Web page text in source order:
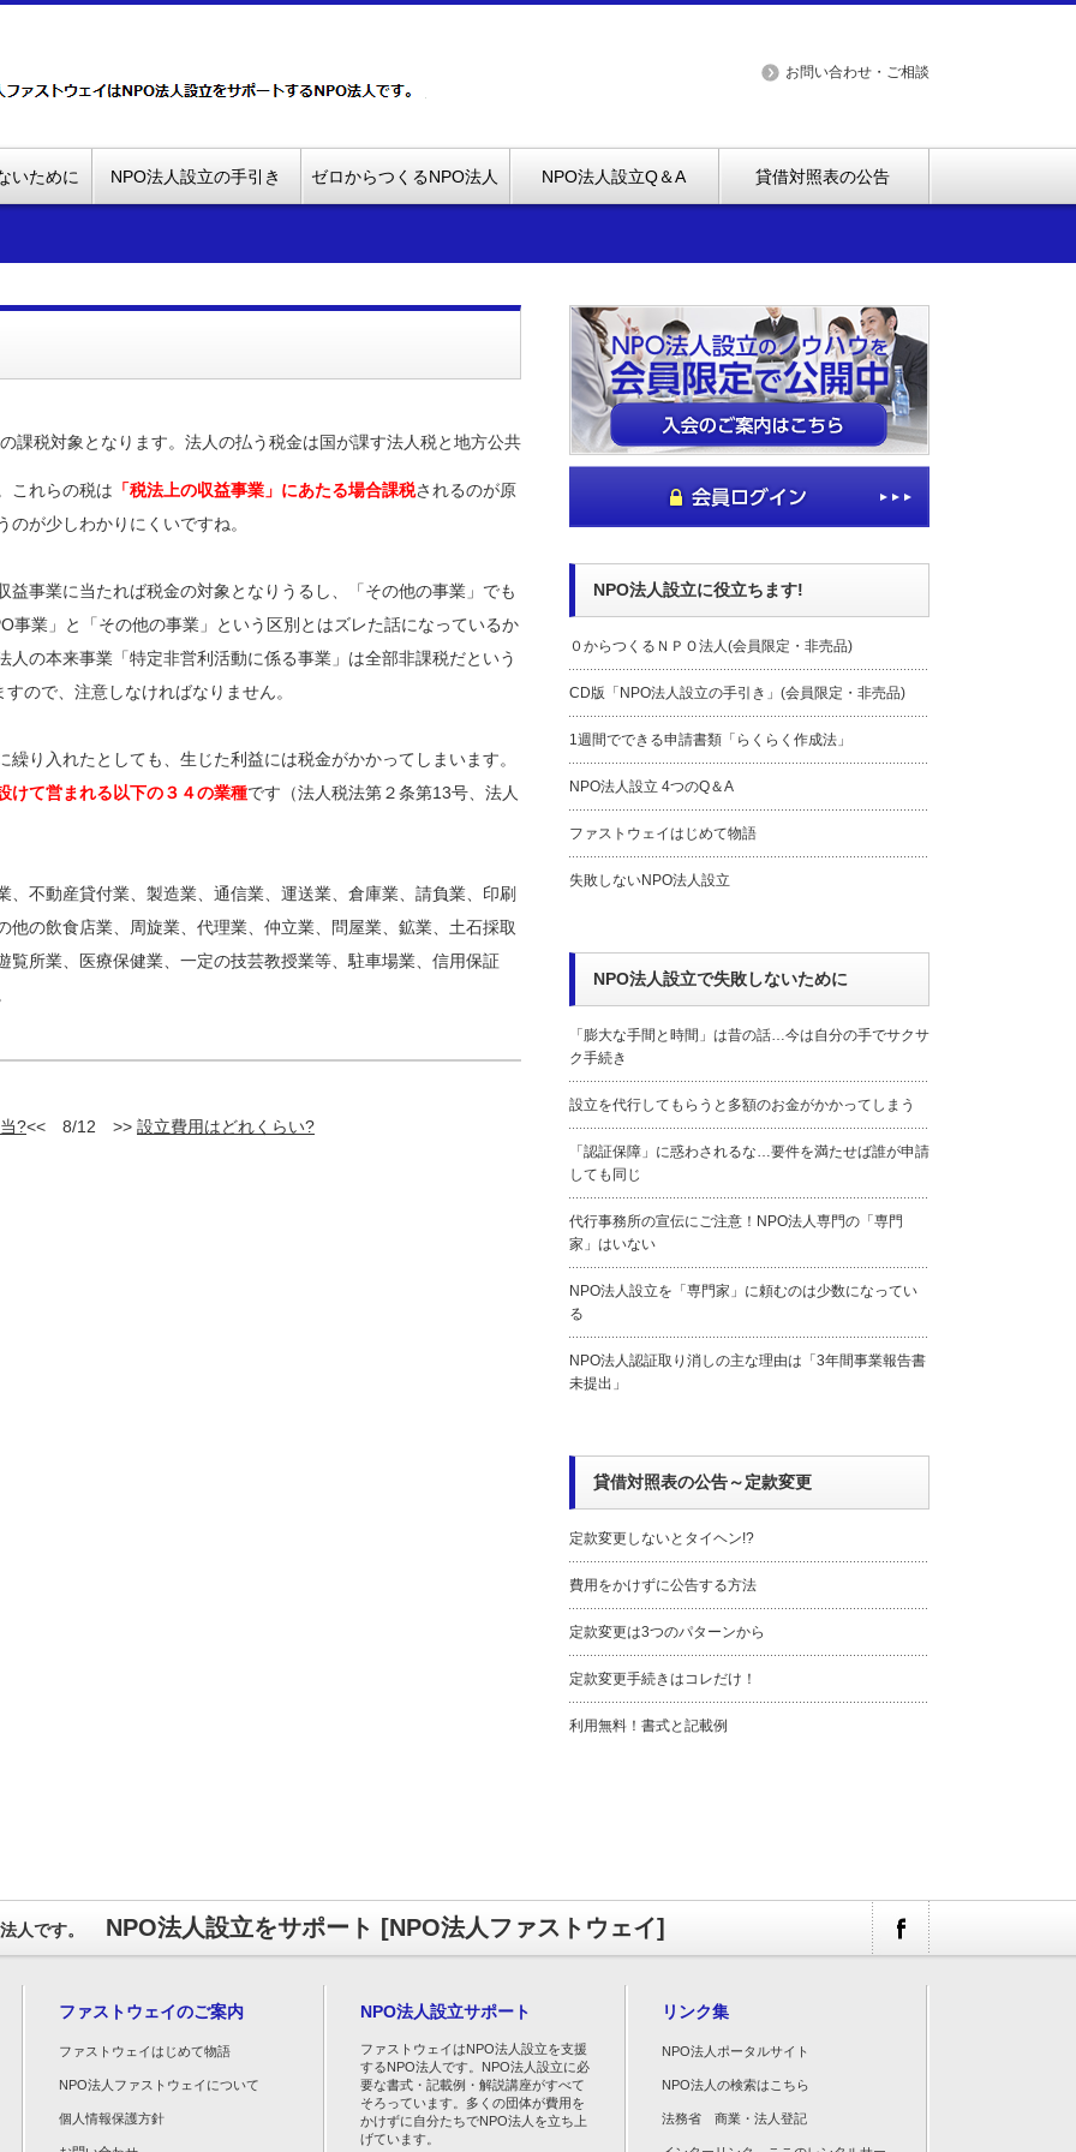
お問い合わせ・ご相談
いために NPO法人設立の手引き ゼロからつくるNPO法人 NPO法人設立Q＆A 貸借対照表の公告
課税対象となります。法人の払う税金は国が課す法人税と地方公共
これらの税は 「税法上の収益事業」にあたる場合課税されるのが原
が少しわかりにくいですね。
事業に当たれば税金の対象となりうるし、「その他の事業」でも
事業」と「その他の事業」という区別とはズレた話になっているか
の本来事業「特定非営利活動に係る事業」は全部非課税だという
ので、注意しなければなりません。
り入れたとしても、生じた利益には税金がかかってしまいます。
けて営まれる以下の３４の業種です（法人税法第２条第13号、法人
不動産貸付業、製造業、通信業、運送業、倉庫業、請負業、印刷
の飲食店業、周旋業、代理業、仲立業、問屋業、鉱業、土石採取
所業、医療保健業、一定の技芸教授業等、駐車場業、信用保証
?<< 8/12 >> 設立費用はどれくらい?
NPO法人設立に役立ちます!
０からつくるＮＰＯ法人(会員限定・非売品)
CD版「NPO法人設立の手引き」(会員限定・非売品)
1週間でできる申請書類「らくらく作成法」
NPO法人設立 4つのQ＆A
ファストウェイはじめて物語
失敗しないNPO法人設立
NPO法人設立で失敗しないために
「膨大な手間と時間」は昔の話…今は自分の手でサクサ
ク手続き
設立を代行してもらうと多額のお金がかかってしまう
「認証保障」に惑わされるな…要件を満たせば誰が申請
しても同じ
代行事務所の宣伝にご注意！NPO法人専門の「専門
家」はいない
NPO法人設立を「専門家」に頼むのは少数になってい
る
NPO法人認証取り消しの主な理由は「3年間事業報告書
未提出」
貸借対照表の公告～定款変更
定款変更しないとタイヘン!?
費用をかけずに公告する方法
定款変更は3つのパターンから
定款変更手続きはコレだけ！
利用無料！書式と記載例
人です。 NPO法人設立をサポート [NPO法人ファストウェイ]
ファストウェイのご案内
ファストウェイはじめて物語
NPO法人ファストウェイについて
個人情報保護方針
NPO法人設立サポート
ファストウェイはNPO法人設立を支援
するNPO法人です。NPO法人設立に必
要な書式・記載例・解説講座がすべて
そろっています。多くの団体が費用を
かけずに自分たちでNPO法人を立ち上
げています。
リンク集
NPO法人ポータルサイト
NPO法人の検索はこちら
法務省 商業・法人登記